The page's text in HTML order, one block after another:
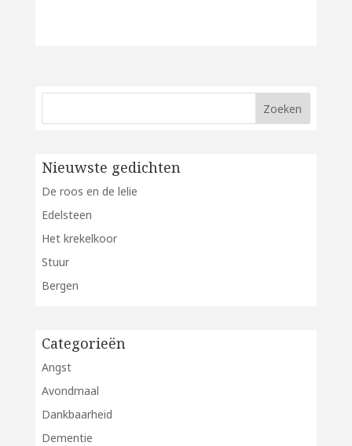
Nieuwste gedichten
De roos en de lelie
Edelsteen
Het krekelkoor
Stuur
Bergen
Categorieën
Angst
Avondmaal
Dankbaarheid
Dementie